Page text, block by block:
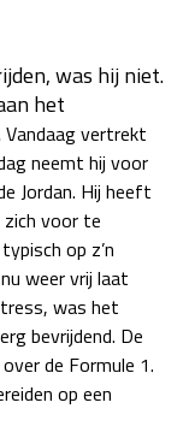
vr 14:00 - 15:00
za 13:00 - 15:00
za 15:00 - 16:00
zo 14:00 - 16:00
23 - 25 okt
za 23:00 - 00:00
06 - 08 nov
was hij niet.
het
Vandaag vertrekt
neemt hij voor
Jordan. Hij heeft
zich voor te
op z’n
weer vrij laat
was het
bevrijdend. De
de Formule 1.
op een